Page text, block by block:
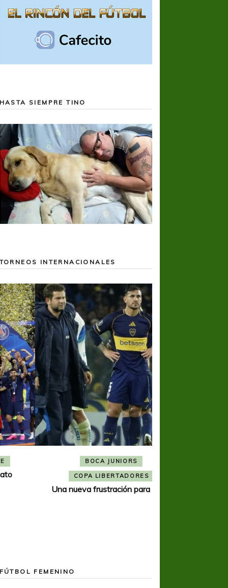
HASTA SIEMPRE TINO
TORNEOS INTERNACIONALES
BOCA JUNIORS
COPA LIBERTADORES
Una nueva frustración para Boca
FÚTBOL FEMENINO